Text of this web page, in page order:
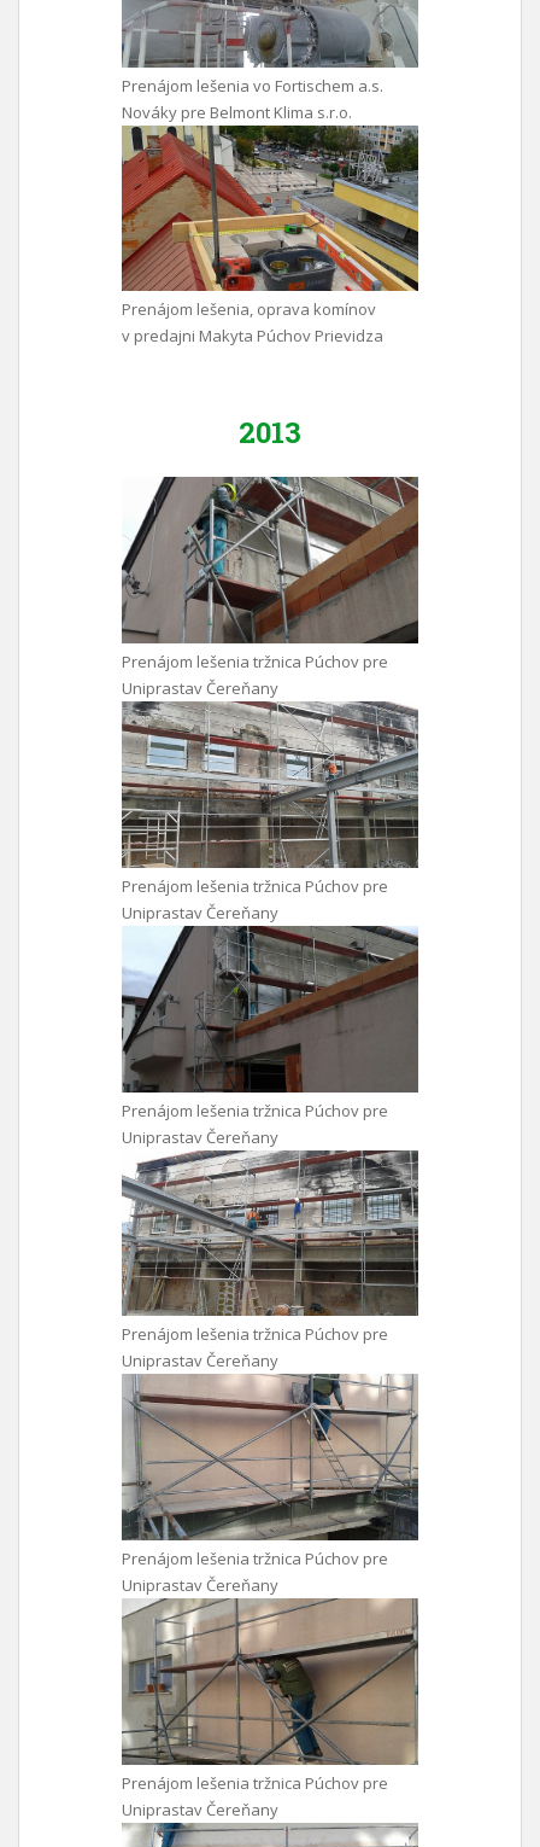
Prenájom lešenia vo Fortischem a.s.
Nováky pre Belmont Klima s.r.o.
Prenájom lešenia, oprava komínov
v predajni Makyta Púchov Prievidza
2013
Prenájom lešenia tržnica Púchov pre
Uniprastav Čereňany
Prenájom lešenia tržnica Púchov pre
Uniprastav Čereňany
Prenájom lešenia tržnica Púchov pre
Uniprastav Čereňany
Prenájom lešenia tržnica Púchov pre
Uniprastav Čereňany
Prenájom lešenia tržnica Púchov pre
Uniprastav Čereňany
Prenájom lešenia tržnica Púchov pre
Uniprastav Čereňany